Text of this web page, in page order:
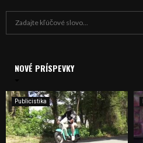
i
e
:
NOVÉ PRÍSPEVKY
Publicistika